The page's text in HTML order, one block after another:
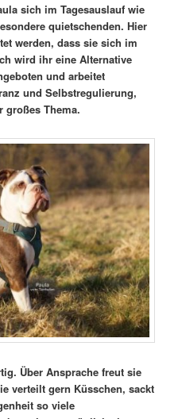
sich im Tagesauslauf wie
quietschenden. Hier
werden, dass sie sich im
wird ihr eine Alternative
und arbeitet
und Selbstregulierung,
großes Thema.
Über Ansprache freut sie
verteilt gern Küsschen, sackt
so viele